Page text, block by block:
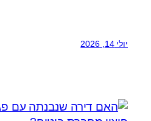
יולי 14, 2026